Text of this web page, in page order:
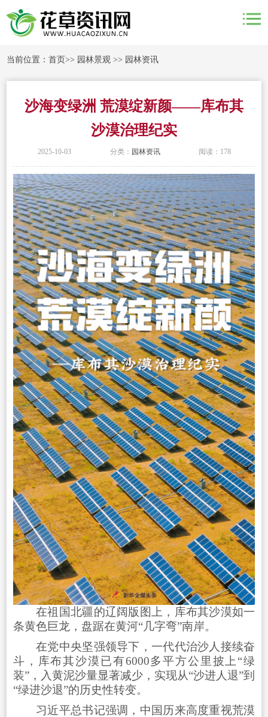
当前位置：首页>> 园林景观 >> 园林资讯
沙海变绿洲 荒漠绽新颜——库布其
沙漠治理纪实
2025-10-03 分类： 园林资讯 阅读：178
在祖国北疆的辽阔版图上，库布其沙漠如一
条黄色巨龙，盘踞在黄河“几字弯”南岸。
在党中央坚强领导下，一代代治沙人接续奋
斗，库布其沙漠已有6000多平方公里披上“绿
装”，入黄泥沙量显著减少，实现从“沙进人退”到
“绿进沙退”的历史性转变。
习近平总书记强调，中国历来高度重视荒漠